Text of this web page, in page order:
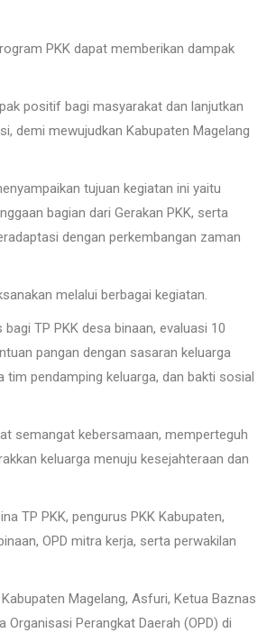
PKK dapat memberikan dampak
positif bagi masyarakat dan lanjutkan
demi mewujudkan Kabupaten Magelang
tujuan kegiatan ini yaitu
bagian dari Gerakan PKK, serta
dengan perkembangan zaman
melalui berbagai kegiatan.
TP PKK desa binaan, evaluasi 10
pangan dengan sasaran keluarga
pendamping keluarga, dan bakti sosial
semangat kebersamaan, memperteguh
keluarga menuju kesejahteraan dan
TP PKK, pengurus PKK Kabupaten,
OPD mitra kerja, serta perwakilan
Magelang, Asfuri, Ketua Baznas
Organisasi Perangkat Daerah (OPD) di